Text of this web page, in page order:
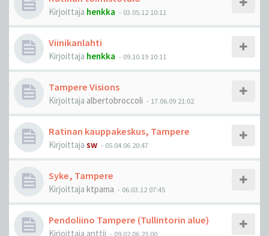
Kirjoittaja henkka - 03.05.12 10:11
Viinikanlahti
Kirjoittaja henkka - 09.10.19 10:11
Tampere Visions
Kirjoittaja albertobroccoli - 17.06.09 21:02
Ratinan kauppakeskus, Tampere
Kirjoittaja sw - 05.04.06 20:47
Syke, Tampere
Kirjoittaja ktpama - 06.03.12 07:45
Pendoliino Tampere (Tullintorin alue)
Kirjoittaja anttij - 09.02.06 23:00